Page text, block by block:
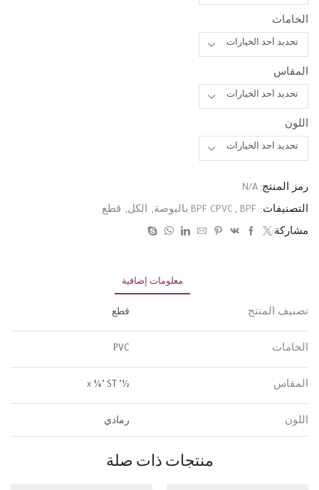
الخامات
المقاس
اللون
رمز المنتج: N/A
التصنيفات: BPF CPVC , BPF بالبوصة , الكل, قطع
مشاركة:
معلومات إضافية
تصنيف المنتج قطع
الخامات PVC
المقاس ½" x ¾" ST
اللون رمادي
منتجات ذات صلة